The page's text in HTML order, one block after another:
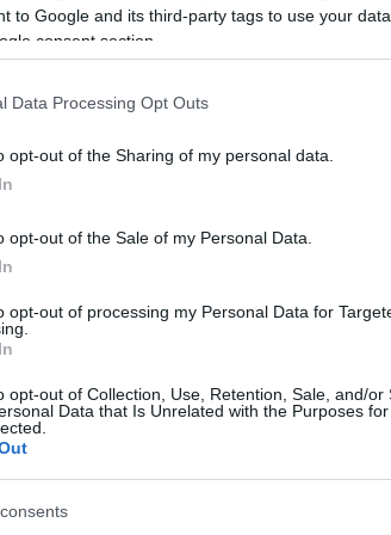
to Google and its third-party tags to use your
consent section.
Data Processing Opt Outs
opt-out of the Sharing of my personal data.
opt-out of the Sale of my Personal Data.
opt-out of processing my Personal Data for
opt-out of Collection, Use, Retention, Sale, and/or
Data that Is Unrelated with the Purposes
που αντικαθιστά τα nude
που θα σου χαρίσουν το απόλυτο
καλοκαιρινό μακιγιάζ
απόχρωση που αξίζει να